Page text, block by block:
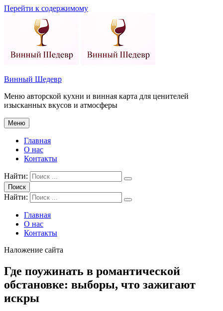
Перейти к содержимому
Винный Шедевр
Меню авторской кухни и винная карта для ценителей
изысканных вкусов и атмосферы
Меню
Главная
О нас
Контакты
Найти:
Поиск
Найти:
Главная
О нас
Контакты
Наложение сайта
Где поужинать в романтической
обстановке: выборы, что зажигают
искры